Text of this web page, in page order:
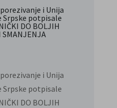
i Unija
Srpske potpisale
DO BOLJIH
SMANJENJA
i Unija
Srpske potpisale
DO BOLJIH